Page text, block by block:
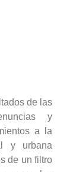
de las
y
a la
y urbana
de un filtro